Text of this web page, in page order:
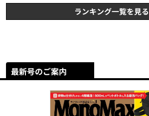
ランキング一覧を見る
最新号のご案内